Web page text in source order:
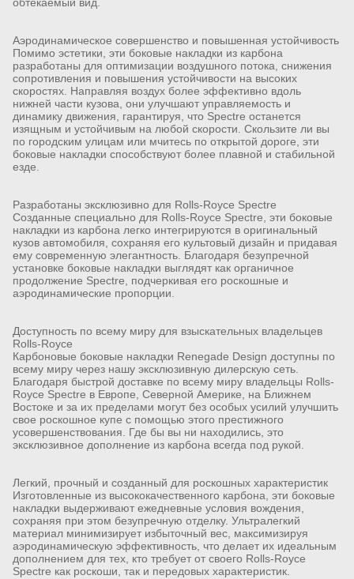
обтекаемый вид.
Аэродинамическое совершенство и повышенная устойчивость
Помимо эстетики, эти боковые накладки из карбона
разработаны для оптимизации воздушного потока, снижения
сопротивления и повышения устойчивости на высоких
скоростях. Направляя воздух более эффективно вдоль
нижней части кузова, они улучшают управляемость и
динамику движения, гарантируя, что Spectre останется
изящным и устойчивым на любой скорости. Скользите ли вы
по городским улицам или мчитесь по открытой дороге, эти
боковые накладки способствуют более плавной и стабильной
езде.
Разработаны эксклюзивно для Rolls-Royce Spectre
Созданные специально для Rolls-Royce Spectre, эти боковые
накладки из карбона легко интегрируются в оригинальный
кузов автомобиля, сохраняя его культовый дизайн и придавая
ему современную элегантность. Благодаря безупречной
установке боковые накладки выглядят как органичное
продолжение Spectre, подчеркивая его роскошные и
аэродинамические пропорции.
Доступность по всему миру для взыскательных владельцев
Rolls-Royce
Карбоновые боковые накладки Renegade Design доступны по
всему миру через нашу эксклюзивную дилерскую сеть.
Благодаря быстрой доставке по всему миру владельцы Rolls-
Royce Spectre в Европе, Северной Америке, на Ближнем
Востоке и за их пределами могут без особых усилий улучшить
свое роскошное купе с помощью этого престижного
усовершенствования. Где бы вы ни находились, это
эксклюзивное дополнение из карбона всегда под рукой.
Легкий, прочный и созданный для роскошных характеристик
Изготовленные из высококачественного карбона, эти боковые
накладки выдерживают ежедневные условия вождения,
сохраняя при этом безупречную отделку. Ультралегкий
материал минимизирует избыточный вес, максимизируя
аэродинамическую эффективность, что делает их идеальным
дополнением для тех, кто требует от своего Rolls-Royce
Spectre как роскоши, так и передовых характеристик.